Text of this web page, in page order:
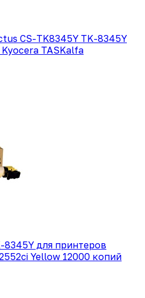
CS-TK8345Y TK-8345Y
TASKalfa
для принтеров
Yellow 12000 копий